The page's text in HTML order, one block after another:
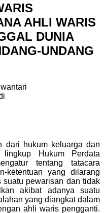
AHLI WARIS
DUNIA
UNDANG
dari hukum keluarga dan
Hukum Perdata
tentang tatacara
ketentuan yang dilarang
pewarisan dan tidak
akibat adanya suatu
yang diangkat dalam
ahli waris pengganti.